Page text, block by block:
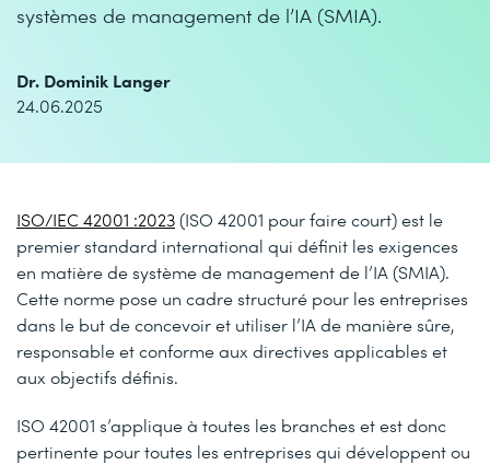
systèmes de management de l’IA (SMIA).
Dr. Dominik Langer
24.06.2025
ISO/IEC 42001 :2023(ISO 42001 pour faire court) est le
premier standard international qui définit les exigences
en matière de système de management de l’IA (SMIA).
Cette norme pose un cadre structuré pour les entreprises
dans le but de concevoir et utiliser l’IA de manière sûre,
responsable et conforme aux directives applicables et
aux objectifs définis.
ISO 42001 s’applique à toutes les branches et est donc
pertinente pour toutes les entreprises qui développent ou